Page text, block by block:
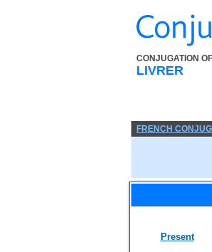
CONJUGATION
LIVRER
FRENCH
Present